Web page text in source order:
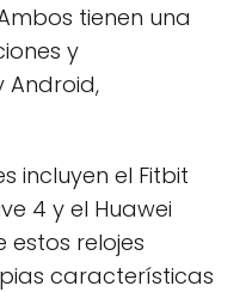
tienen una
y
Android,
incluyen el Fitbit
4 y el Huawei
estos relojes
características